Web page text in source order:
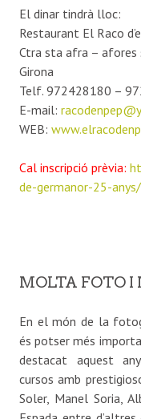
El dinar tindrà lloc:
Restaurant El Raco
Ctra sta afra – afores
Girona
Telf. 972428180 –
E-mail:
WEB:
Cal inscripció prèvia:
de-germanor-25-anys/
MOLTA FOTO I
En el món de la
és potser més
destacat aquest
cursos amb
Soler, Manel Soria,